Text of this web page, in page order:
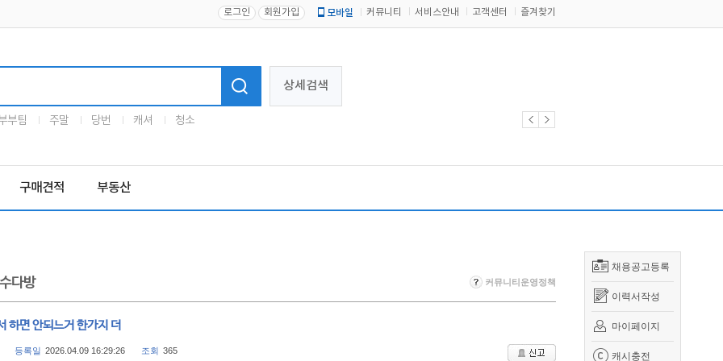
로그인 회원가입 모바일 커뮤니티 서비스안내 고객센터 즐겨찾기
상세검색
부팀 주말 당번 캐셔 청소
구매견적 부동산
채용공고등록
이력서작성
마이페이지
캐시충전
다방 커뮤니티운영정책
하면 안되느거 한가지 더
등록일 2026.04.09 16:29:26 조회 365